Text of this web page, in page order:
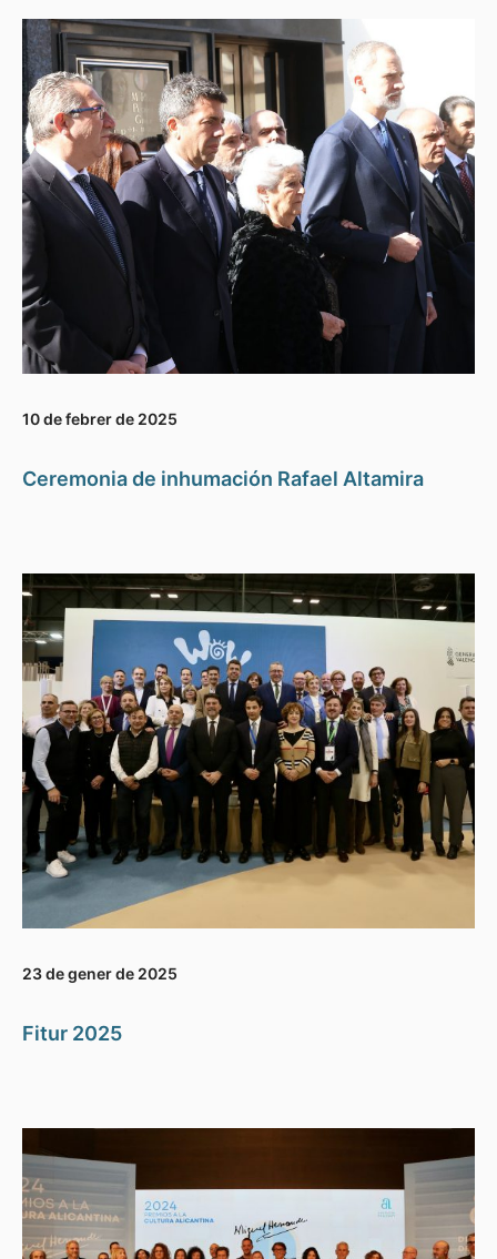
10 de febrer de 2025
Ceremonia de inhumación Rafael Altamira
23 de gener de 2025
Fitur 2025